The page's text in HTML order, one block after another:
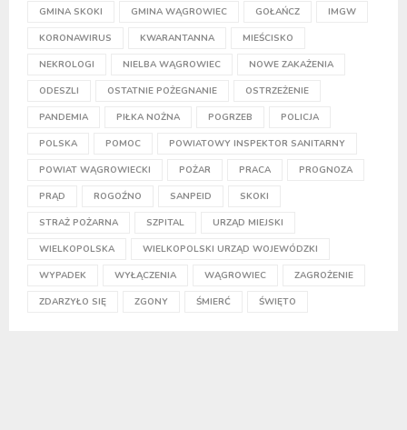
GMINA SKOKI GMINA WĄGROWIEC GOŁAŃCZ IMGW
KORONAWIRUS KWARANTANNA MIEŚCISKO
NEKROLOGI NIELBA WĄGROWIEC NOWE ZAKAŻENIA
ODESZLI OSTATNIE POŻEGNANIE OSTRZEŻENIE
PANDEMIA PIŁKA NOŻNA POGRZEB POLICJA
POLSKA POMOC POWIATOWY INSPEKTOR SANITARNY
POWIAT WĄGROWIECKI POŻAR PRACA PROGNOZA
PRĄD ROGOŹNO SANPEID SKOKI
STRAŻ POŻARNA SZPITAL URZĄD MIEJSKI
WIELKOPOLSKA WIELKOPOLSKI URZĄD WOJEWÓDZKI
WYPADEK WYŁĄCZENIA WĄGROWIEC ZAGROŻENIE
ZDARZYŁO SIĘ ZGONY ŚMIERĆ ŚWIĘTO